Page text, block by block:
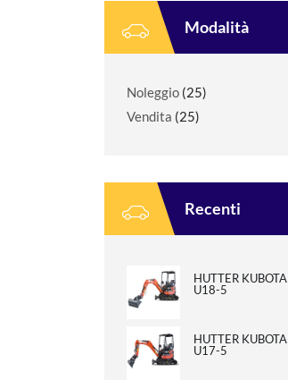
Modalità
Noleggio (25)
Vendita (25)
Recenti
HUTTER KUBOTA
U18-5
HUTTER KUBOTA
U17-5